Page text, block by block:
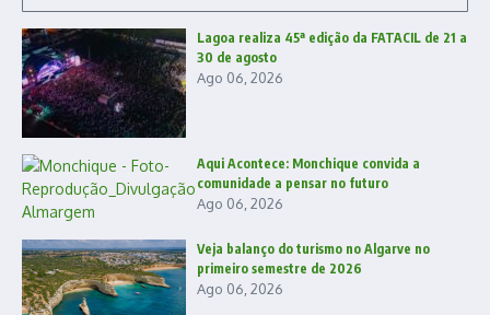
Lagoa realiza 45ª edição da FATACIL de 21 a
30 de agosto
Ago 06, 2026
Aqui Acontece: Monchique convida a
comunidade a pensar no futuro
Ago 06, 2026
Veja balanço do turismo no Algarve no
primeiro semestre de 2026
Ago 06, 2026